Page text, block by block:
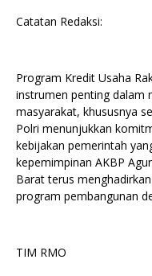
Catatan Redaksi:
Program Kredit Usaha
instrumen penting dalam
masyarakat, khususnya
Polri menunjukkan
kebijakan pemerintah
kepemimpinan AKBP
Barat terus
program pembangunan
TIM RMO